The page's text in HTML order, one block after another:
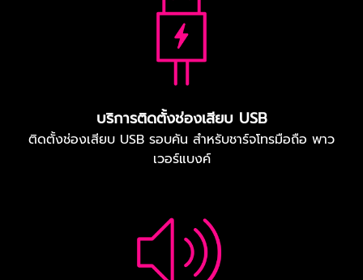
บริการติดตั้งช่องเสียบ USB
ติดตั้งช่องเสียบ USB รอบคัน สำหรับชาร์จโทรมือถือ พาว
เวอร์แบงค์